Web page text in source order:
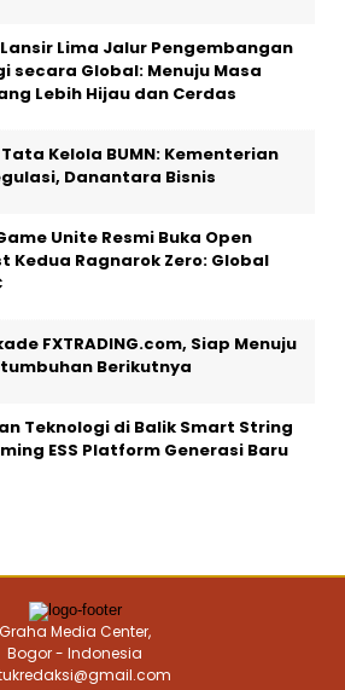
Lima Jalur Pengembangan
secara Global: Menuju Masa
Lebih Hijau dan Cerdas
Tata Kelola BUMN: Kementerian
Danantara Bisnis
Unite Resmi Buka Open
Kedua Ragnarok Zero: Global
FXTRADING.com, Siap Menuju
Berikutnya
Teknologi di Balik Smart String
ESS Platform Generasi Baru
Graha Media Center,
Bogor - Indonesia